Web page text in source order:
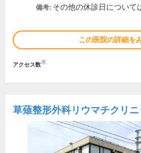
備考: その他の休診日について
この医院の詳細を
アクセス数※
草薙整形外科リウマチクリニ